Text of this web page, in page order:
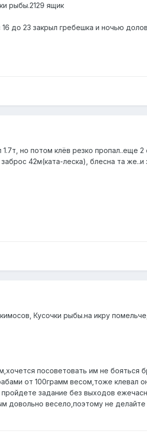
рыбы.2129 ящик
до 23 закрыл гребешка и ночью
но потом клёв резко пропал..еще
42м(ката-леска), блесна та же..и
Кусочки рыбы.на икру
посоветовать им не бояться
от 100грамм весом,тоже клевал
задание без выходов
довольно весело,поэтому не